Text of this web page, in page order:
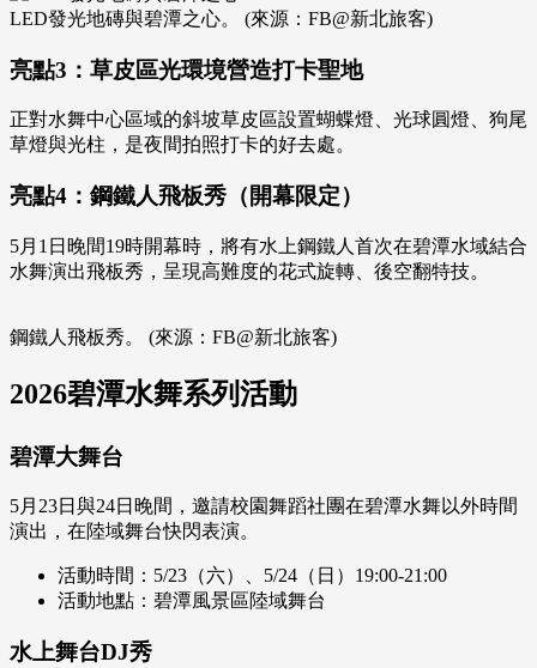
LED發光地磚與碧潭之心。 (來源：FB@新北旅客)
亮點3：草皮區光環境營造打卡聖地
正對水舞中心區域的斜坡草皮區設置蝴蝶燈、光球圓燈、狗尾
草燈與光柱，是夜間拍照打卡的好去處。
亮點4：鋼鐵人飛板秀（開幕限定）
5月1日晚間19時開幕時，將有水上鋼鐵人首次在碧潭水域結合
水舞演出飛板秀，呈現高難度的花式旋轉、後空翻特技。
鋼鐵人飛板秀。 (來源：FB@新北旅客)
2026碧潭水舞系列活動
碧潭大舞台
5月23日與24日晚間，邀請校園舞蹈社團在碧潭水舞以外時間
演出，在陸域舞台快閃表演。
活動時間：5/23（六）、5/24（日）19:00-21:00
活動地點：碧潭風景區陸域舞台
水上舞台DJ秀